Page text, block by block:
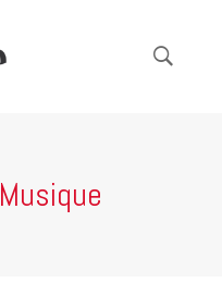
Musique